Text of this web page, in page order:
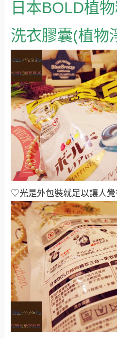
日本BOLD植
洗衣膠囊(植物
♡光是外包裝就足以讓人覺